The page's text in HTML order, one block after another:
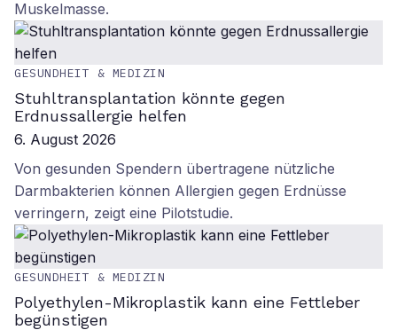
Muskelmasse.
GESUNDHEIT & MEDIZIN
Stuhltransplantation könnte gegen
Erdnussallergie helfen
6. August 2026
Von gesunden Spendern übertragene nützliche
Darmbakterien können Allergien gegen Erdnüsse
verringern, zeigt eine Pilotstudie.
GESUNDHEIT & MEDIZIN
Polyethylen-Mikroplastik kann eine Fettleber
begünstigen